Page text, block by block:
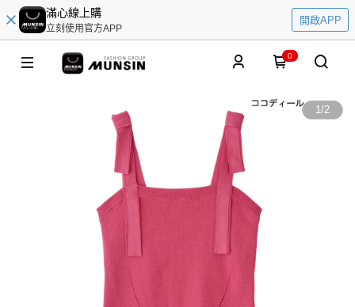
滿心線上購
立刻使用官方APP
開啟APP
0
1/2